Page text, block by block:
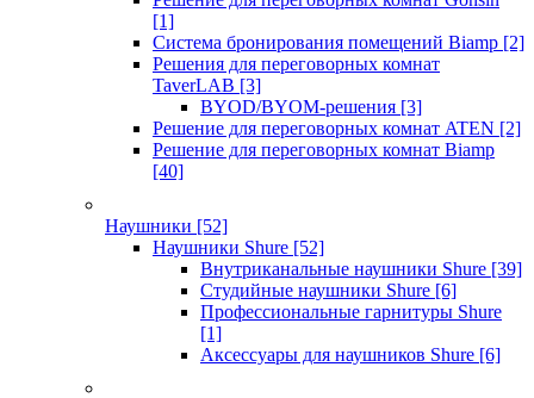
[1]
Система бронирования помещений Biamp [2]
Решения для переговорных комнат
TaverLAB [3]
BYOD/BYOM-решения [3]
Решение для переговорных комнат ATEN [2]
Решение для переговорных комнат Biamp
[40]
Наушники [52]
Наушники Shure [52]
Внутриканальные наушники Shure [39]
Студийные наушники Shure [6]
Профессиональные гарнитуры Shure
[1]
Аксессуары для наушников Shure [6]